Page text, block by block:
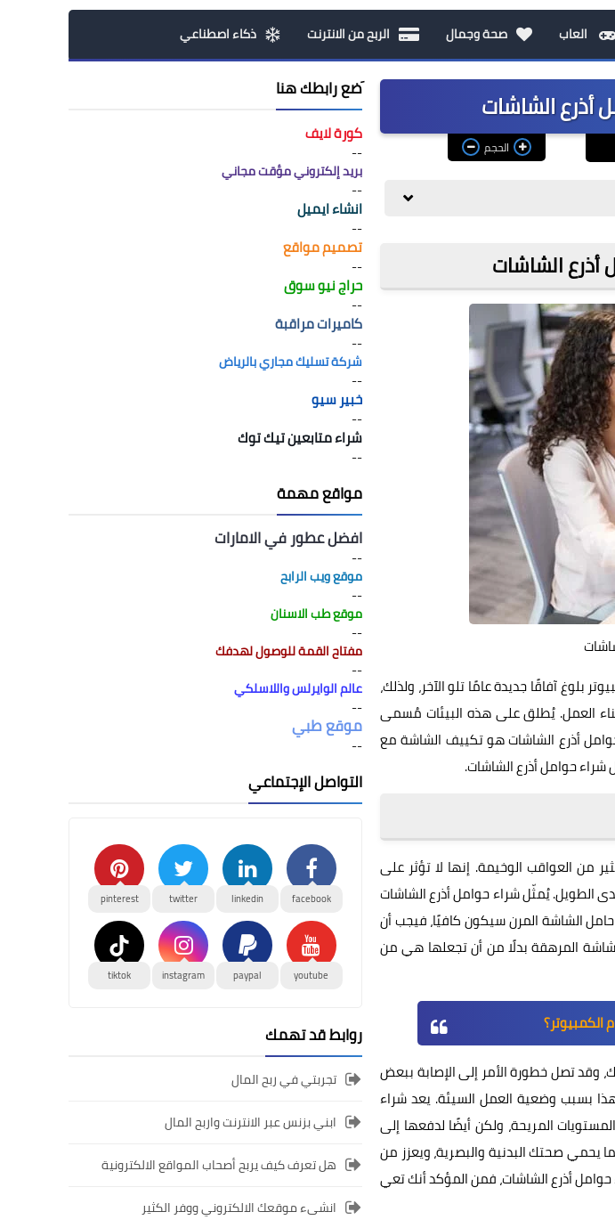
العاب صحة وجمال الربح من الانترنت ذكاء اصطناعي
أذرع الشاشات
الحجم
أذرع الشاشات
آفاقًا جديدة عامًا تلو الآخر، ولذلك،
العمل. يُطلق على هذه البيئات مُسمى
أذرع الشاشات هو تكييف الشاشة مع
حوامل أذرع الشاشات.
من العواقب الوخيمة. إنها لا تؤثر على
الطويل. يُمثّل شراء حوامل أذرع الشاشات
الشاشة المرن سيكون كافيًا، فيجب أن
المرهقة بدلًا من أن تجعلها هي من
الكمبيوتر؟
وقد تصل خطورة الأمر إلى الإصابة ببعض
هذا بسبب وضعية العمل السيئة. يعد شراء
المريحة، ولكن أيضًا لدفعها إلى
صحتك البدنية والبصرية، ويعزز من
حوامل أذرع الشاشات، فمن المؤكد أنك تعي
َضع رابطك هنا
كورة لايف
--
بريد إلكتروني مؤقت مجاني
--
انشاء ايميل
--
تصميم مواقع
--
حراج نيو سوق
--
كاميرات مراقبة
--
شركة تسليك مجاري بالرياض
--
خبير سيو
--
شراء متابعين تيك توك
--
مواقع مهمة
افضل عطور في الامارات
--
موقع ويب الرابح
--
موقع طب الاسنان
--
مفتاح القمة للوصول لهدفك
--
عالم الوايرلس واللاسلكي
--
موقع طبي
--
التواصل الإجتماعي
facebook
linkedin
twitter
pinterest
youtube
paypal
instagram
tiktok
روابط قد تهمك
تجربتي في ربح المال
ابني بزنس عبر الانترنت واربح المال
هل تعرف كيف يربح أصحاب المواقع الالكترونية
انشىء موقعك الالكتروني ووفر الكثير